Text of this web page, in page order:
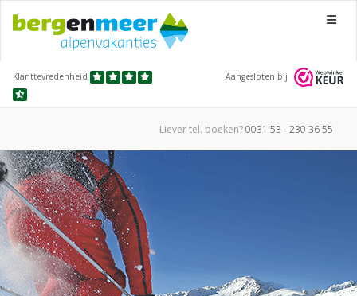
Menu
Klanttevredenheid Aangesloten bij
Liever tel. boeken?0031 53 - 230 36 55